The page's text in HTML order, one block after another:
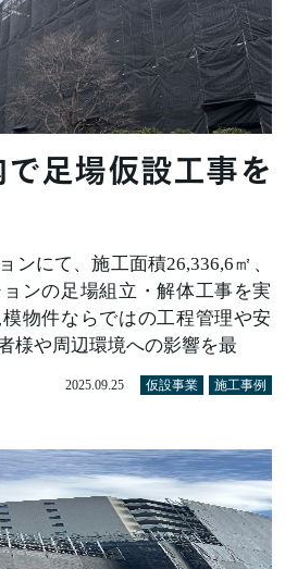
足場仮設工事を
ンにて、施工面積26,336,6㎡、
ンの足場組立・解体工事を実
物件ならではの工程管理や安
様や周辺環境への影響を最
2025.09.25 仮設事業 施工事例